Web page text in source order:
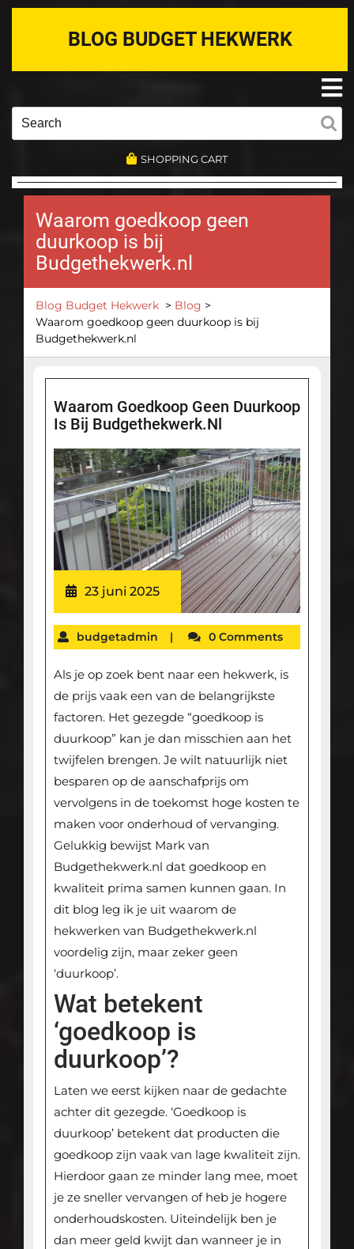
Skip
BLOG BUDGET HEKWERK
SHOPPING CART
Waarom goedkoop geen
duurkoop is bij
Budgethekwerk.nl
Blog Budget Hekwerk > Blog >
Waarom goedkoop geen duurkoop is bij
Budgethekwerk.nl
Waarom Goedkoop Geen Duurkoop
Is Bij Budgethekwerk.nl
23 juni 2025
budgetadmin | 0 Comments
Als je op zoek bent naar een hekwerk, is
de prijs vaak een van de belangrijkste
factoren. Het gezegde “goedkoop is
duurkoop” kan je dan misschien aan het
twijfelen brengen. Je wilt natuurlijk niet
besparen op de aanschafprijs om
vervolgens in de toekomst hoge kosten te
maken voor onderhoud of vervanging.
Gelukkig bewijst Mark van
Budgethekwerk.nl dat goedkoop en
kwaliteit prima samen kunnen gaan. In
dit blog leg ik je uit waarom de
hekwerken van Budgethekwerk.nl
voordelig zijn, maar zeker geen
‘duurkoop’.
Wat betekent
‘goedkoop is
duurkoop’?
Laten we eerst kijken naar de gedachte
achter dit gezegde. ‘Goedkoop is
duurkoop’ betekent dat producten die
goedkoop zijn vaak van lage kwaliteit zijn.
Hierdoor gaan ze minder lang mee, moet
je ze sneller vervangen of heb je hogere
onderhoudskosten. Uiteindelijk ben je
dan meer geld kwijt dan wanneer je in